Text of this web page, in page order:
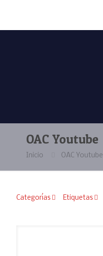
OAC Youtube
Inicio OAC Youtube
Categorías Etiquetas